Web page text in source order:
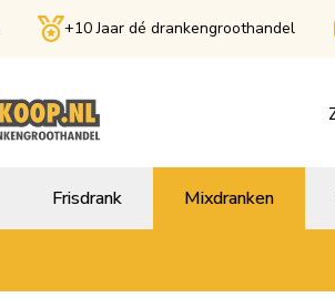
+10 Jaar dé drankengroothandel
Frisdrank Mixdranken